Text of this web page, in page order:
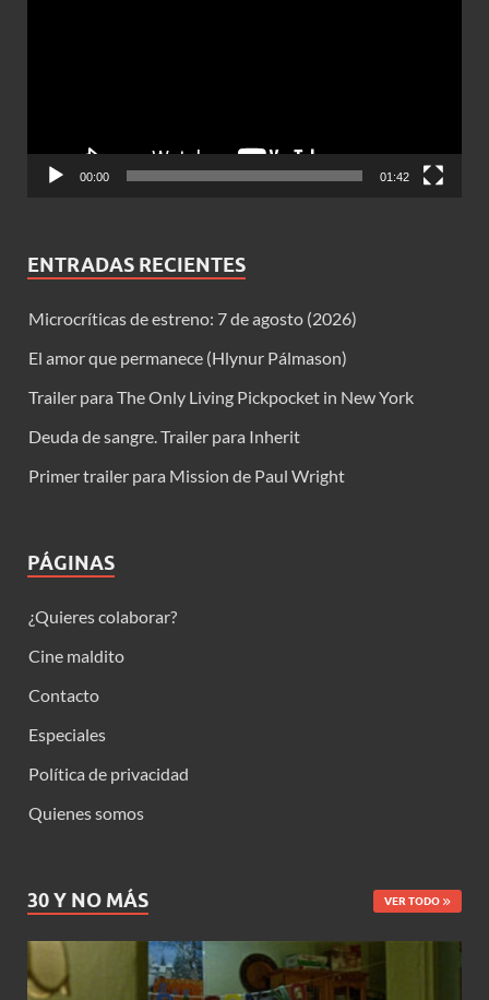
00:00 01:42
ENTRADAS RECIENTES
Microcríticas de estreno: 7 de agosto (2026)
El amor que permanece (Hlynur Pálmason)
Trailer para The Only Living Pickpocket in New York
Deuda de sangre. Trailer para Inherit
Primer trailer para Mission de Paul Wright
PÁGINAS
¿Quieres colaborar?
Cine maldito
Contacto
Especiales
Política de privacidad
Quienes somos
30 Y NO MÁS VER TODO